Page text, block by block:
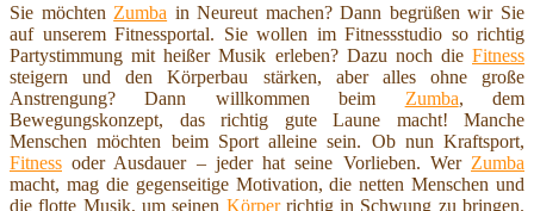
Sie möchten Zumba in Neureut machen? Dann begrüßen wir Sie
auf unserem Fitnessportal. Sie wollen im Fitnessstudio so richtig
Partystimmung mit heißer Musik erleben? Dazu noch die Fitness
steigern und den Körperbau stärken, aber alles ohne große
Anstrengung? Dann willkommen beim Zumba, dem
Bewegungskonzept, das richtig gute Laune macht! Manche
Menschen möchten beim Sport alleine sein. Ob nun Kraftsport,
Fitness oder Ausdauer – jeder hat seine Vorlieben. Wer Zumba
macht, mag die gegenseitige Motivation, die netten Menschen und
die flotte Musik, um seinen Körperrichtig in Schwung zu bringen.